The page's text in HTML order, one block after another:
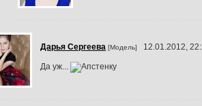
Дарья Сергеева [Модель] 12.01.2012,
Да уж...